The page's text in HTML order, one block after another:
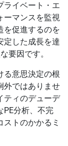
ライベート・エ
ーマンスを監視
を促進するのを
定した成長を達
要因です。
る意思決定の根
外ではありませ
ティのデューデ
PE分析、不完
トのかかるミ